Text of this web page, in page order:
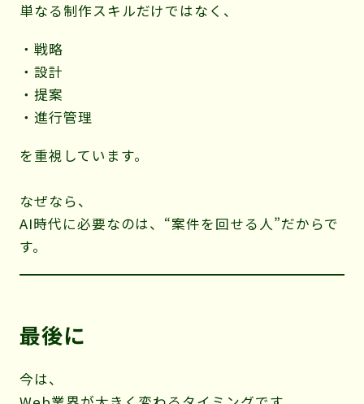
単なる制作スキルだけではなく、
・戦略
・設計
・提案
・進行管理
を重視しています。
なぜなら、
AI時代に必要なのは、“案件を回せる人”だからで
す。
最後に
今は、